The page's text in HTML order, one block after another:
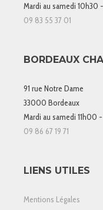
Mardi au samedi 10h30
09 83 55 37 01
BORDEAUX
91 rue Notre Dame
33000 Bordeaux
Mardi au samedi 11h00
09 86 67 19 71
LIENS UTILES
Mentions Légales